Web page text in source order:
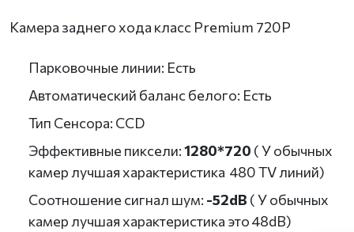
Камера заднего хода класс Premium 720P
Парковочные линии: Есть
Автоматический баланс белого: Есть
Тип Сенсора: CCD
Эффективные пиксели:1280*720 ( У обычных
камер лучшая характеристика 480 TV линий)
Соотношение сигнал шум: -52dB ( У обычных
камер лучшая характеристика это 48dB)